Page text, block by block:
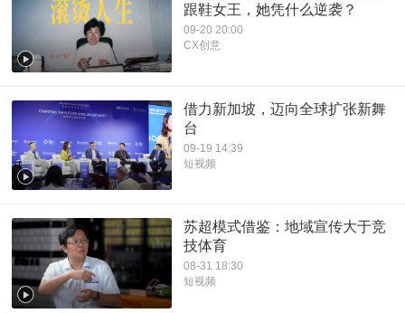
跟鞋女王，她凭什么逆袭？
09-20 20:00
CX创意
借力新加坡，迈向全球扩张新舞
台
09-19 14:39
短视频
苏超模式借鉴：地域宣传大于竞
技体育
08-31 18:30
短视频